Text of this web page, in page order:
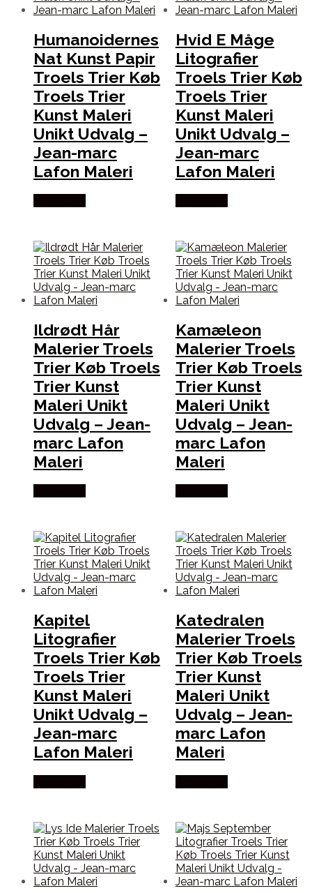
Humanoidernes
Nat Kunst Papir
Troels Trier Køb
Troels Trier
Kunst Maleri
Unikt Udvalg –
Jean-marc
Lafon Maleri
Hvid E Måge
Litografier
Troels Trier Køb
Troels Trier
Kunst Maleri
Unikt Udvalg –
Jean-marc
Lafon Maleri
Ildrødt Hår
Malerier Troels
Trier Køb Troels
Trier Kunst
Maleri Unikt
Udvalg – Jean-
marc Lafon
Maleri
Kamæleon
Malerier Troels
Trier Køb Troels
Trier Kunst
Maleri Unikt
Udvalg – Jean-
marc Lafon
Maleri
Kapitel
Litografier
Troels Trier Køb
Troels Trier
Kunst Maleri
Unikt Udvalg –
Jean-marc
Lafon Maleri
Katedralen
Malerier Troels
Trier Køb Troels
Trier Kunst
Maleri Unikt
Udvalg – Jean-
marc Lafon
Maleri